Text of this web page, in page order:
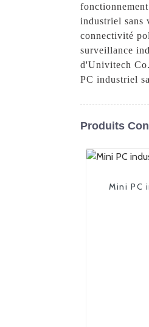
industriel sans
connectivité
surveillance
d'Univitech
PC industriel
Produits
Mini PC